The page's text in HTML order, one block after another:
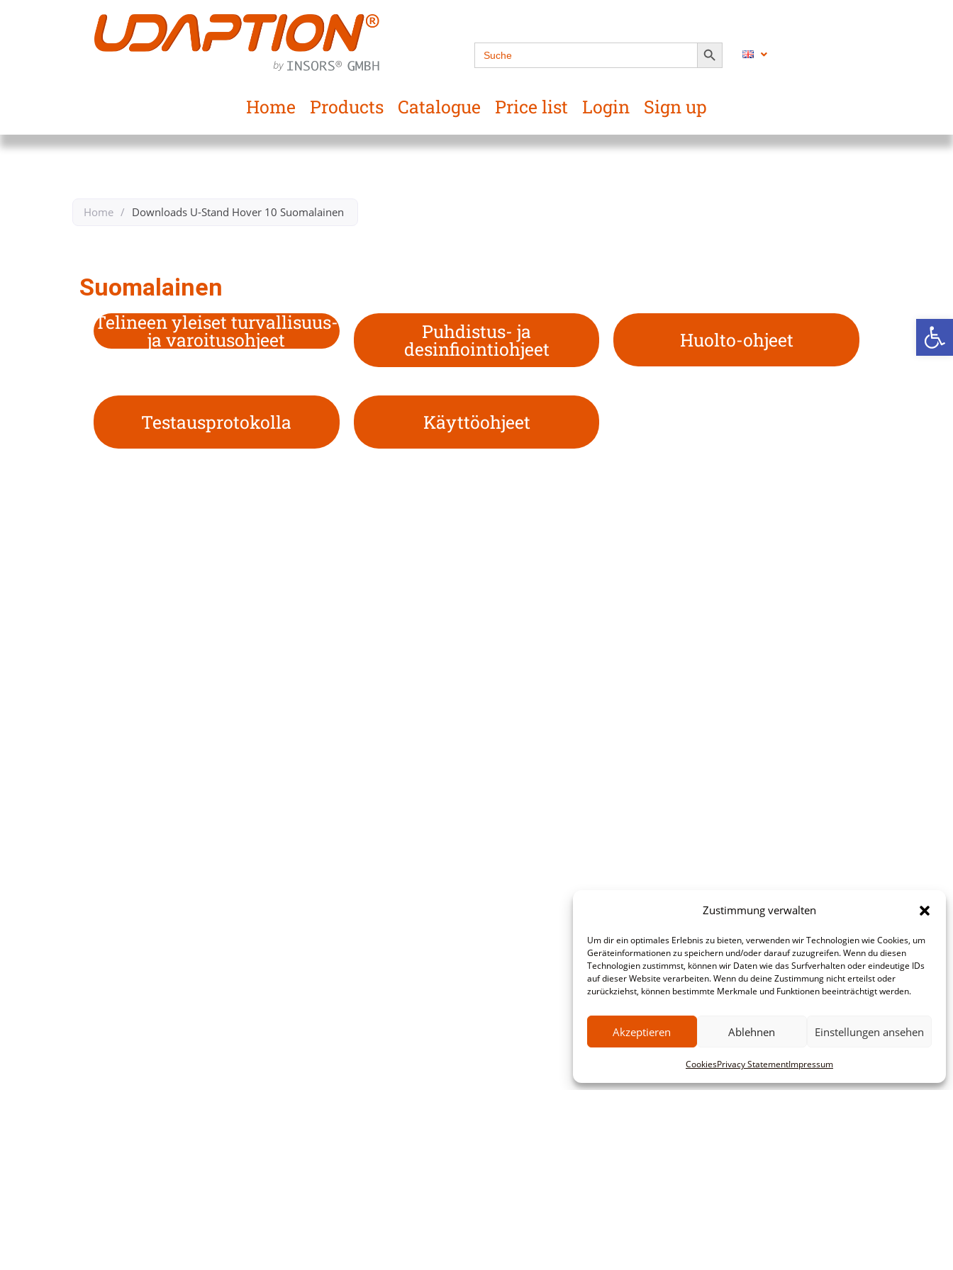
Zustimmung verwalten
Um dir ein optimales Erlebnis zu bieten, verwenden wir Technologien wie Cookies, um
Geräteinformationen zu speichern und/oder darauf zuzugreifen. Wenn du diesen
Technologien zustimmst, können wir Daten wie das Surfverhalten oder eindeutige IDs
auf dieser Website verarbeiten. Wenn du deine Zustimmung nicht erteilst oder
zurückziehst, können bestimmte Merkmale und Funktionen beeinträchtigt werden.
Akzeptieren Ablehnen Einstellungen ansehen
CookiesPrivacy StatementImpressum
Search
for:
SEARCH BUTTON
Home Products Catalogue Price list Login Sign up
Home / Downloads U-Stand Hover 10 Suomalainen ​
Suomalainen
Telineen yleiset turvallisuus-
ja varoitusohjeet Puhdistus- ja
desinfiointiohjeet Huolto-ohjeet
Testausprotokolla Käyttöohjeet